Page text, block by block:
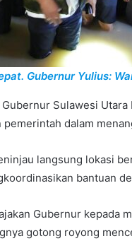
Gubernur Yulius:
Sulawesi
pemerintah dalam
langsung lokasi
bantuan
Gubernur kepada
gotong royong